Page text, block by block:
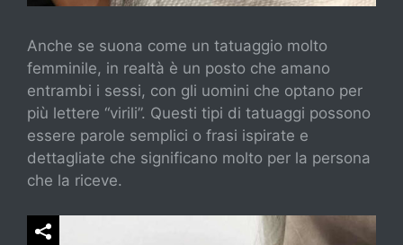
Anche se suona come un tatuaggio molto
femminile, in realtà è un posto che amano
entrambi i sessi, con gli uomini che optano per
più lettere “virili”. Questi tipi di tatuaggi possono
essere parole semplici o frasi ispirate e
dettagliate che significano molto per la persona
che la riceve.